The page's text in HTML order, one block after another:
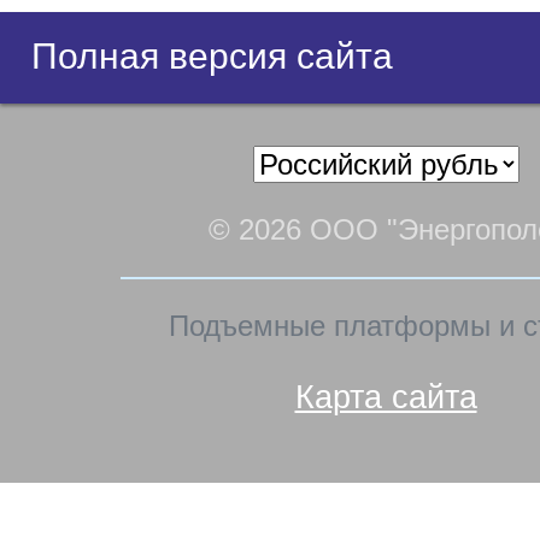
Полная версия сайта
© 2026 ООО
Подъемные платформы и
Карта сайта